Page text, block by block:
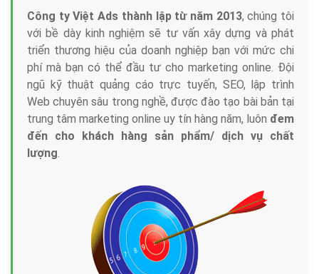
Công ty Việt Ads thành lập từ năm 2013, chúng tôi
với bề dày kinh nghiệm sẽ tư vấn xây dựng và phát
triển thương hiệu của doanh nghiệp bạn với mức chi
phí mà bạn có thể đầu tư cho marketing online. Đội
ngũ kỹ thuật quảng cáo trực tuyến, SEO, lập trình
Web chuyên sâu trong nghề, được đào tạo bài bản tại
trung tâm marketing online uy tín hàng năm, luôn đem
đến cho khách hàng sản phẩm/ dịch vụ chất
lượng.